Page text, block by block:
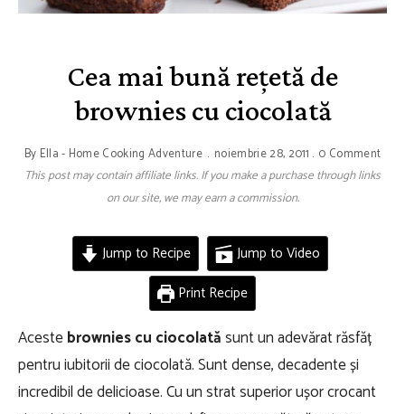
Cea mai bună rețetă de
brownies cu ciocolată
By Ella - Home Cooking Adventure noiembrie 28, 2011 0 Comment
This post may contain affiliate links. If you make a purchase through links
on our site, we may earn a commission.
Jump to Recipe
Jump to Video
Print Recipe
Acestebrownies cu ciocolatăsunt un adevărat răsfăț
pentru iubitorii de ciocolată. Sunt dense, decadente și
incredibil de delicioase. Cu un strat superior ușor crocant